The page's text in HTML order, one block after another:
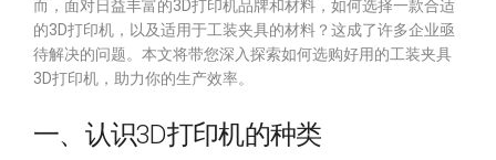
而，面对日益丰富的3D打印机品牌和材料，如何选择一款合适
的3D打印机，以及适用于工装夹具的材料？这成了许多企业亟
待解决的问题。本文将带您深入探索如何选购好用的工装夹具
3D打印机，助力你的生产效率。
一、认识3D打印机的种类